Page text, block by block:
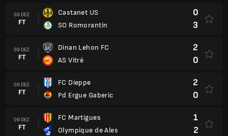
09 DEZ.
FT
Castanet US
SO Romorantin
0
3
09 DEZ.
FT
Dinan Lehon FC
AS Vitré
2
0
09 DEZ.
FT
FC Dieppe
Pd Ergue Gaberic
2
0
09 DEZ.
FT
FC Martigues
Olympique de Ales
1
2